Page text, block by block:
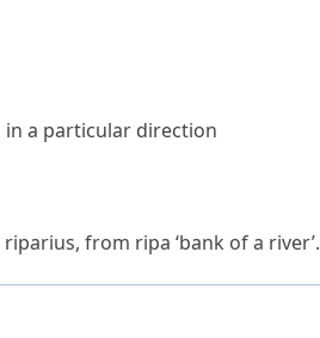
a particular direction
riparius, from ripa ‘bank of a river’.